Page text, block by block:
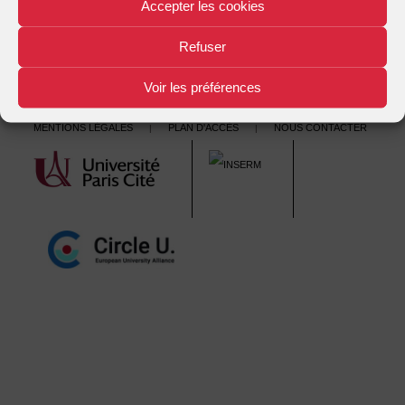
Accepter les cookies
Refuser
Voir les préférences
Mentions légales | Plan d'accès | Nous contacter